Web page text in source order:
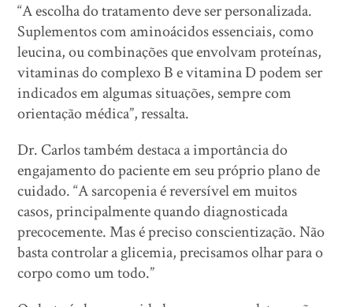
“A escolha do tratamento deve ser personalizada.
Suplementos com aminoácidos essenciais, como
leucina, ou combinações que envolvam proteínas,
vitaminas do complexo B e vitamina D podem ser
indicados em algumas situações, sempre com
orientação médica”, ressalta.
Dr. Carlos também destaca a importância do
engajamento do paciente em seu próprio plano de
cuidado. “A sarcopenia é reversível em muitos
casos, principalmente quando diagnosticada
precocemente. Mas é preciso conscientização. Não
basta controlar a glicemia, precisamos olhar para o
corpo como um todo.”